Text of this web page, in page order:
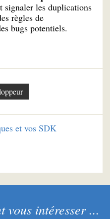
signaler les duplications
règles de
bugs potentiels.
et vos SDK
vous intéresser ...